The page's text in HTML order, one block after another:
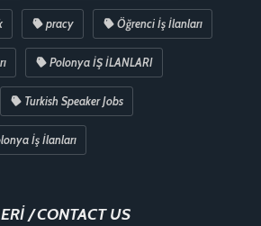
pracy Öğrenci İş İlanları
Polonya İŞ İLANLARI
Turkish Speaker Jobs
İş İlanları
/ CONTACT US